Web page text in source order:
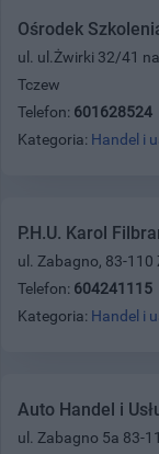
Ośrodek
ul. ul.Żwirki 32/41
Tczew
Telefon: 601628524
Kategoria: Handel i
P.H.U. Karol
ul. Zabagno, 83-110
Telefon: 604241115
Kategoria: Handel i
Auto Handel i
ul. Zabagno 5a 83-